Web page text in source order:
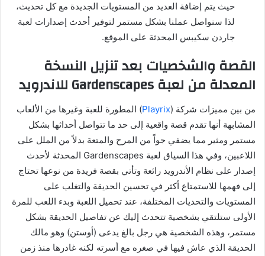
حيث يتم إضافة العديد من المستويات الجديدة مع كل تحديث،
لذا سنواصل عملنا بشكل مستمر لتوفير أحدث إصدارات لعبة
جاردن سكيبس المحدثة على الموقع.
القصة والشخصيات بعد تنزيل النسخة
المعدلة من لعبة Gardenscapes للاندرويد
من بين مميزات شركة (Playrix) المطورة للعبة وغيرها من الألعاب
المشابهة أنها تقدم قصة واقعية إلى حد ما تتواصل أحداثها بشكل
مستمر ومثير مما يضفي جواً من المرح والمتعة بدلاً من الملل على
اللاعبين، وفي هذا السياق لعبة Gardenscapes المحدثة لأحدث
إصدار على نظام الأندرويد رائعة وتأتي بقصة فريدة من نوعها تحتاج
إلى فهمها للاستمتاع أكثر في تحسين الحديقة والتغلب على
المستويات والتحديات المختلفة، عند تحميل اللعبة وبدء اللعب للمرة
الأولى ستلتقي بشخصية تتحدث إليك عن تفاصيل الحديقة بشكل
مستمر، وهذه الشخصية هي رجل بالغ يدعى (أوستن) وهو مالك
الحديقة الذي عاش فيها في صغره مع أسرته لكنه غادرها منذ زمن